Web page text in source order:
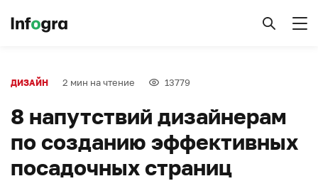
ДИЗАЙН 2 мин на чтение 13779
8 напутствий дизайнерам
по созданию эффективных
посадочных страниц